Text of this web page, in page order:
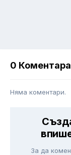
0 Коментара
Няма коментари.
За да